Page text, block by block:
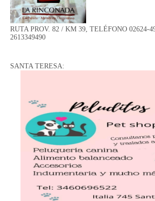
RUTA PROV. 82 / KM 39, TELÉFONO 02624-
2613349490
SANTA TERESA: